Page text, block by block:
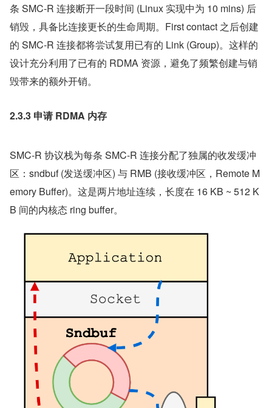
条 SMC-R 连接断开一段时间 (Linux 实现中为 10 mins) 后
销毁，具备比连接更长的生命周期。First contact 之后创建
的 SMC-R 连接都将尝试复用已有的 Link (Group)。这样的
设计充分利用了已有的 RDMA 资源，避免了频繁创建与销
毁带来的额外开销。
2.3.3 申请 RDMA 内存
SMC-R 协议栈为每条 SMC-R 连接分配了独属的收发缓冲
区：sndbuf (发送缓冲区) 与 RMB (接收缓冲区，Remote M
emory Buffer)。这是两片地址连续，长度在 16 KB ~ 512 K
B 间的内核态 ring buffer。